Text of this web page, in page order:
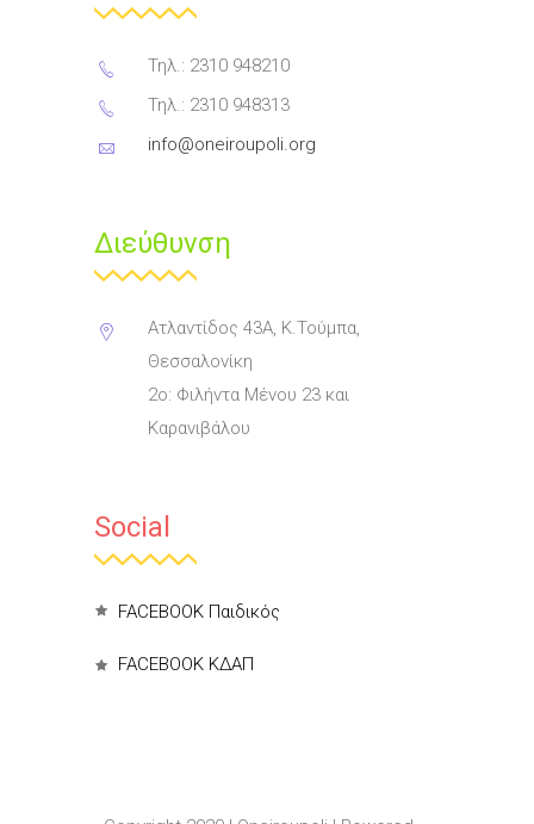
Τηλ.: 2310 948210
Τηλ.: 2310 948313
info@oneiroupoli.org
Διεύθυνση
Ατλαντίδος 43Α, Κ.Τούμπα,
Θεσσαλονίκη
2ο: Φιλήντα Μένου 23 και
Καρανιβάλου
Social
FACEBOOK Παιδικός
FACEBOOK ΚΔΑΠ